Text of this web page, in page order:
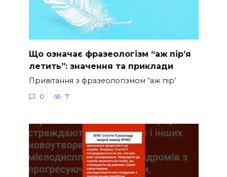
Що означає фразеологізм “аж пір’я
летить”: значення та приклади
Привітання з фразеологізмом “аж пір’
0 7